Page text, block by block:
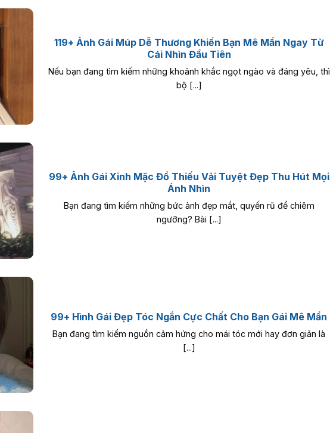
119+ Ảnh Gái Múp Dễ Thương Khiến Bạn Mê Mẩn Ngay Từ
Cái Nhìn Đầu Tiên
Nếu bạn đang tìm kiếm những khoảnh khắc ngọt ngào và đáng yêu, thì
bộ [...]
99+ Ảnh Gái Xinh Mặc Đồ Thiếu Vải Tuyệt Đẹp Thu Hút Mọi
Ánh Nhìn
Bạn đang tìm kiếm những bức ảnh đẹp mắt, quyến rũ để chiêm
ngưỡng? Bài [...]
99+ Hình Gái Đẹp Tóc Ngắn Cực Chất Cho Bạn Gái Mê Mẩn
Bạn đang tìm kiếm nguồn cảm hứng cho mái tóc mới hay đơn giản là
[...]